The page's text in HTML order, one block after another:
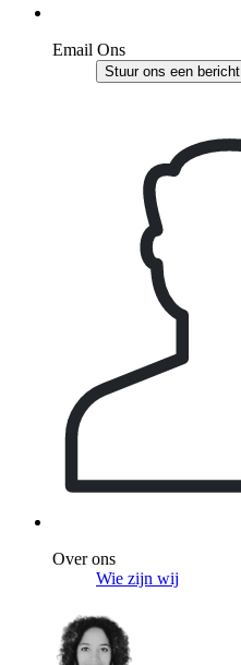
Email Ons
Stuur ons een bericht
Over ons
Wie zijn wij